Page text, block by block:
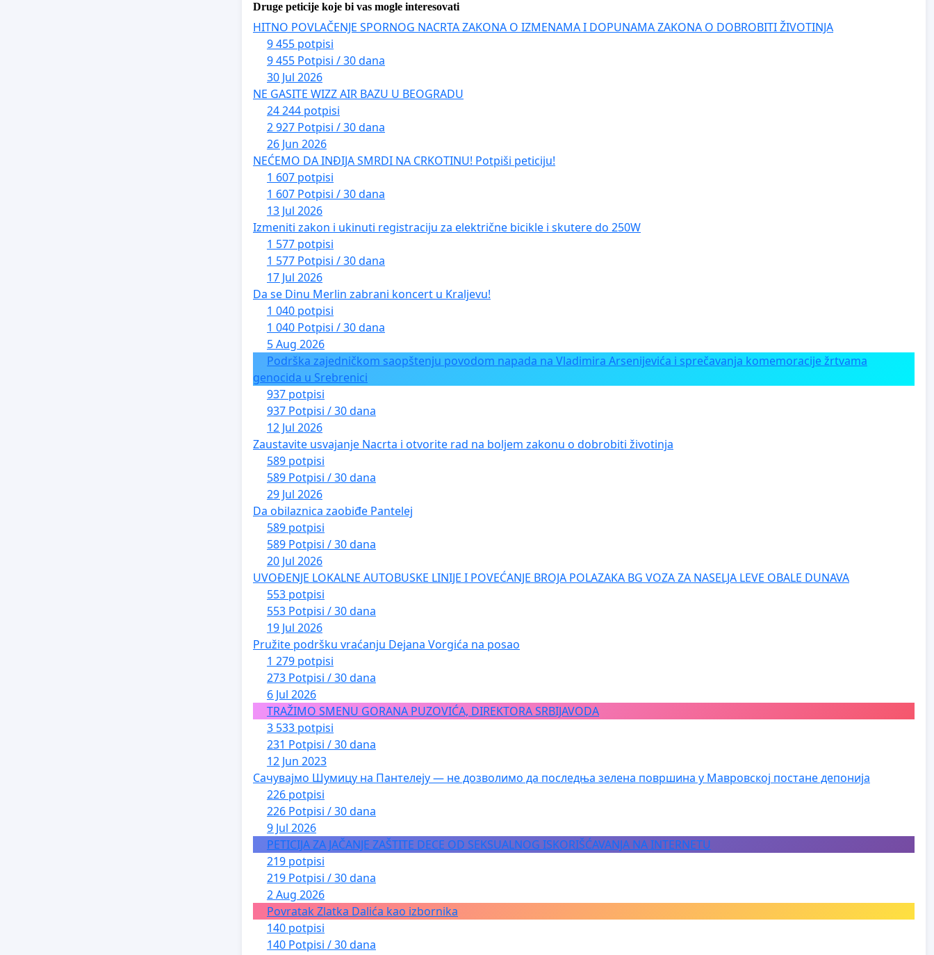
Druge peticije koje bi vas mogle interesovati
HITNO POVLAČENJE SPORNOG NACRTA ZAKONA O IZMENAMA I DOPUNAMA ZAKONA O DOBROBITI ŽIVOTINJA
9 455 potpisi
9 455 Potpisi / 30 dana
30 Jul 2026
NE GASITE WIZZ AIR BAZU U BEOGRADU
24 244 potpisi
2 927 Potpisi / 30 dana
26 Jun 2026
NEĆEMO DA INĐIJA SMRDI NA CRKOTINU! Potpiši peticiju!
1 607 potpisi
1 607 Potpisi / 30 dana
13 Jul 2026
Izmeniti zakon i ukinuti registraciju za električne bicikle i skutere do 250W
1 577 potpisi
1 577 Potpisi / 30 dana
17 Jul 2026
Da se Dinu Merlin zabrani koncert u Kraljevu!
1 040 potpisi
1 040 Potpisi / 30 dana
5 Aug 2026
Podrška zajedničkom saopštenju povodom napada na Vladimira Arsenijevića i sprečavanja komemoracije žrtvama
genocida u Srebrenici
937 potpisi
937 Potpisi / 30 dana
12 Jul 2026
Zaustavite usvajanje Nacrta i otvorite rad na boljem zakonu o dobrobiti životinja
589 potpisi
589 Potpisi / 30 dana
29 Jul 2026
Da obilaznica zaobiđe Pantelej
589 potpisi
589 Potpisi / 30 dana
20 Jul 2026
UVOĐENJE LOKALNE AUTOBUSKE LINIJE I POVEĆANJE BROJA POLAZAKA BG VOZA ZA NASELJA LEVE OBALE DUNAVA
553 potpisi
553 Potpisi / 30 dana
19 Jul 2026
Pružite podršku vraćanju Dejana Vorgića na posao
1 279 potpisi
273 Potpisi / 30 dana
6 Jul 2026
TRAŽIMO SMENU GORANA PUZOVIĆA, DIREKTORA SRBIJAVODA
3 533 potpisi
231 Potpisi / 30 dana
12 Jun 2023
Сачувајмо Шумицу на Пантелеју — не дозволимо да последња зелена површина у Мавровској постане депонија
226 potpisi
226 Potpisi / 30 dana
9 Jul 2026
PETICIJA ZA JAČANJE ZAŠTITE DECE OD SEKSUALNOG ISKORIŠĆAVANJA NA INTERNETU
219 potpisi
219 Potpisi / 30 dana
2 Aug 2026
Povratak Zlatka Dalića kao izbornika
140 potpisi
140 Potpisi / 30 dana